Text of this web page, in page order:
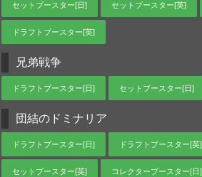
セットブースター[日] セットブースター[英]
ドラフトブースター[英]
兄弟戦争
ドラフトブースター[日] セットブースター[日]
団結のドミナリア
ドラフトブースター[日] ドラフトブースター[英]
セットブースター[英] コレクターブースター[日]